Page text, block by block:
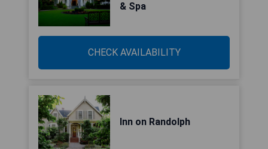
& Spa
CHECK AVAILABILITY
Inn on Randolph